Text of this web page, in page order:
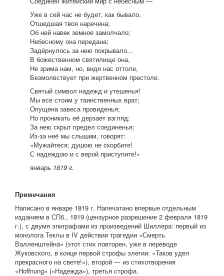
Уже в сей час не будет, как бывало,
Отшедшая твоя наречена;
Об ней навек земное замолчало;
Небесному она передана;
Задёрнулось за нею покрывало...
В божественном святилище она,
Не зрима нам, но, видя нас оттоле,
Безмолвствует при жертвенном престоле.
Святый символ надежд и утешенья!
Мы все стоим у таинственных врат;
Опущена завеса провиденья;
Но проникать её дерзает взгляд;
За нею скрыт предел соединенья;
Из-за неё мы слышим, говорят:
«Мужайтеся; душою не скорбите!
С надеждою и с верой приступите!»
январь 1819 г.
Примечания
Написано в январе 1819 г. Напечатано впервые отдельным
изданием в СПб., 1819 (цензурное разрешение 2 февраля 1819
г.), с двумя эпиграфами из произведений Шиллера: первый из
монолога Теклы в IV действии трагедии «Смерть
Валленштейна» (этот стих повторен, уже в переводе
Жуковского, в конце первой строфы элегии: «Таков удел
прекрасного на свете!»), второй — из стихотворения
«Hoffnung» («Надежда»), третья строфа.